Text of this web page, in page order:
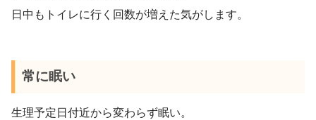
日中もトイレに行く回数が増えた気がします。
常に眠い
生理予定日付近から変わらず眠い。